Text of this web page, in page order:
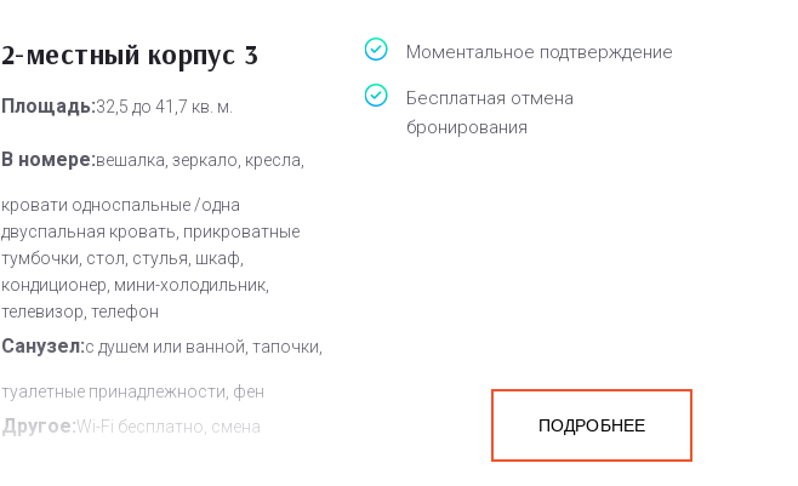
2-местный корпус 3
Площадь:32,5 до 41,7 кв. м.
В номере:вешалка, зеркало, кресла,
кровати односпальные /одна
двуспальная кровать, прикроватные
тумбочки, стол, стулья, шкаф,
кондиционер, мини-холодильник,
телевизор, телефон
Санузел:с душем или ванной, тапочки,
туалетные принадлежности, фен
Другое:Wi-Fi бесплатно, смена
Моментальное подтверждение
Бесплатная отмена
бронирования
ПОДРОБНЕЕ